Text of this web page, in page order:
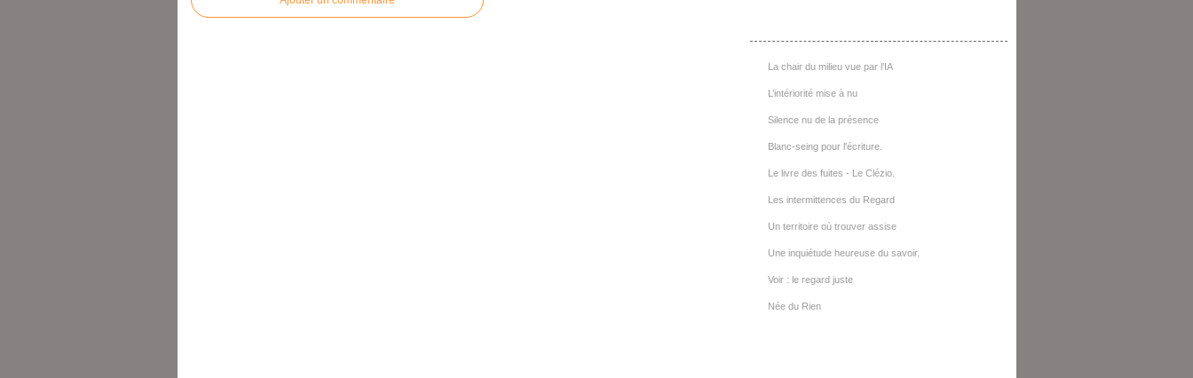
La chair du milieu vue par l’IA
L’intériorité mise à nu
Silence nu de la présence
Blanc-seing pour l'écriture.
Le livre des fuites - Le Clézio.
Les intermittences du Regard
Un territoire où trouver assise
Une inquiétude heureuse du savoir.
Voir : le regard juste
Née du Rien